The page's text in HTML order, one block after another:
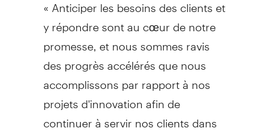
y répondre sont au cœur de notre
promesse, et nous sommes ravis
des progrès accélérés que nous
accomplissons par rapport à nos
projets d'innovation afin de
continuer à servir nos clients dans